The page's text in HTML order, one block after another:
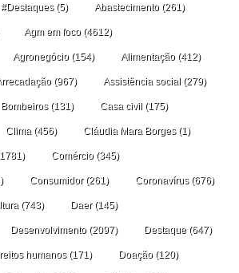
#Destaques(5) Abastecimento(261)
Agm em foco(4612)
Agronegócio(154) Alimentação(412)
(967) Assistência social (279)
Bombeiros(131) Casa civil (175)
Clima (456) Cláudia Mara Borges(1)
Comércio(345)
Consumidor(261) Coronavírus(676)
(743) Daer(145)
Desenvolvimento(2097) Destaque (647)
humanos(171) Doação(120)